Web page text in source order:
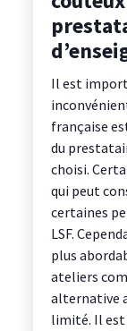
Il est
française
du
choisi.
qui peut
certaines
LSF.
plus
ateliers
alternative
limité. Il est